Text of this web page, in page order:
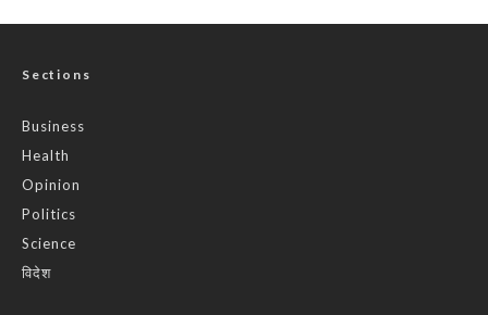
Sections
Business
Health
Opinion
Politics
Science
विदेश